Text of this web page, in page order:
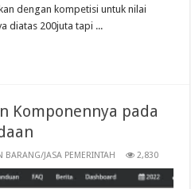
dengan kompetisi untuk nilai
diatas 200juta tapi ...
Komponennya pada
BARANG/JASA PEMERINTAH 2,830